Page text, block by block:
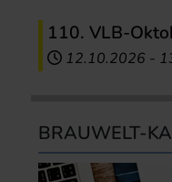
110. VLB-
12.10.2026 -
BRAUWELT-